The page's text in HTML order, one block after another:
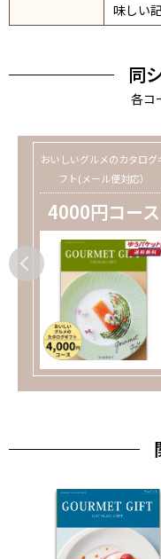
味しい
同
各コ
おいしいグルメのカタログ
フト(メール便対応）
4000円コース